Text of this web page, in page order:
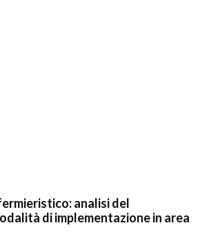
analisi del
di implementazione in area